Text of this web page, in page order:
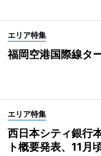
エリア特集
福岡空港国際線タ
エリア特集
西日本シティ銀行
ト概要発表、11月